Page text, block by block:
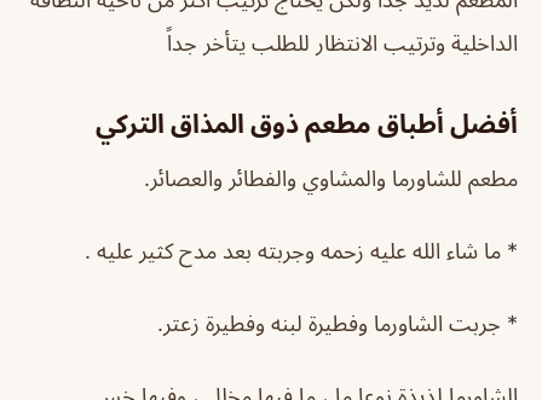
الداخلية وترتيب الانتظار للطلب يتأخر جداً
أفضل أطباق مطعم ذوق المذاق التركي
مطعم للشاورما والمشاوي والفطائر والعصائر.
* ما شاء الله عليه زحمه وجربته بعد مدح كثير عليه .
* جربت الشاورما وفطيرة لبنه وفطيرة زعتر.